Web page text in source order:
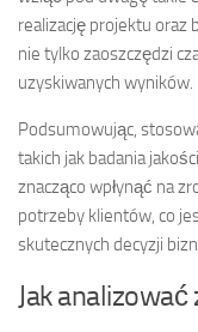
realizację projektu oraz
nie tylko zaoszczędzi
uzyskiwanych wyników.
Podsumowując,
takich jak badania
znacząco wpłynąć na
potrzeby klientów, co
skutecznych decyzji
Jak